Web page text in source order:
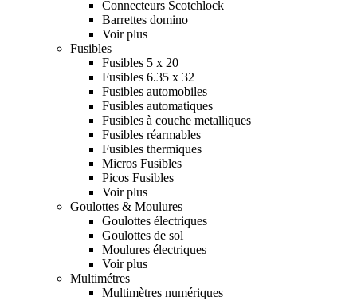
Connecteurs Scotchlock
Barrettes domino
Voir plus
Fusibles
Fusibles 5 x 20
Fusibles 6.35 x 32
Fusibles automobiles
Fusibles automatiques
Fusibles à couche metalliques
Fusibles réarmables
Fusibles thermiques
Micros Fusibles
Picos Fusibles
Voir plus
Goulottes & Moulures
Goulottes électriques
Goulottes de sol
Moulures électriques
Voir plus
Multimétres
Multimètres numériques